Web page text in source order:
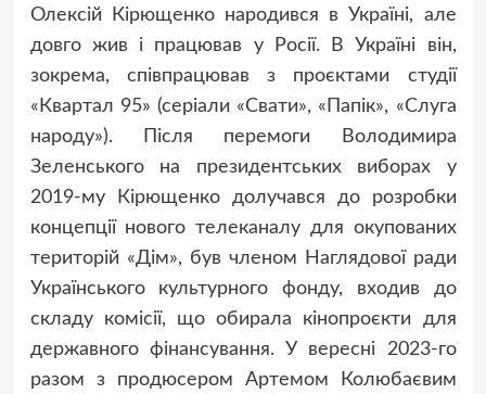
Олексій Кірющенко народився в Україні, але
довго жив і працював у Росії. В Україні він,
зокрема, співпрацював з проєктами студії
«Квартал 95» (серіали «Свати», «Папік», «Слуга
народу»). Після перемоги Володимира
Зеленського на президентських виборах у
2019-му Кірющенко долучався до розробки
концепції нового телеканалу для окупованих
територій «Дім», був членом Наглядової ради
Українського культурного фонду, входив до
складу комісії, що обирала кінопроєкти для
державного фінансування. У вересні 2023-го
разом з продюсером Артемом Колюбаєвим